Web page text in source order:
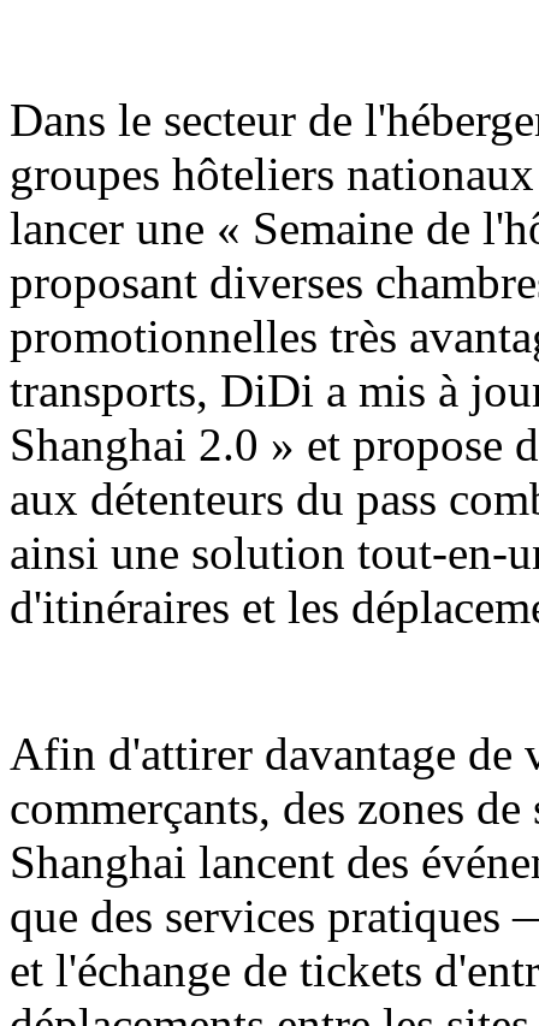
Dans le secteur de
groupes hôteliers
lancer une « Semaine de
proposant diverses
promotionnelles très
transports, DiDi a mis à
Shanghai 2.0 » et propose
aux détenteurs du pass
ainsi une solution tout-en-
d'itinéraires et les
Afin d'attirer davantage de
commerçants, des zones
Shanghai lancent des
que des services pratiques
et l'échange de tickets